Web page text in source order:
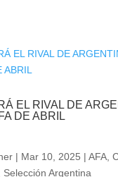
EL RIVAL DE
DE ABRIL
| Mar 10, 2025 | AFA,
Selección Argentina